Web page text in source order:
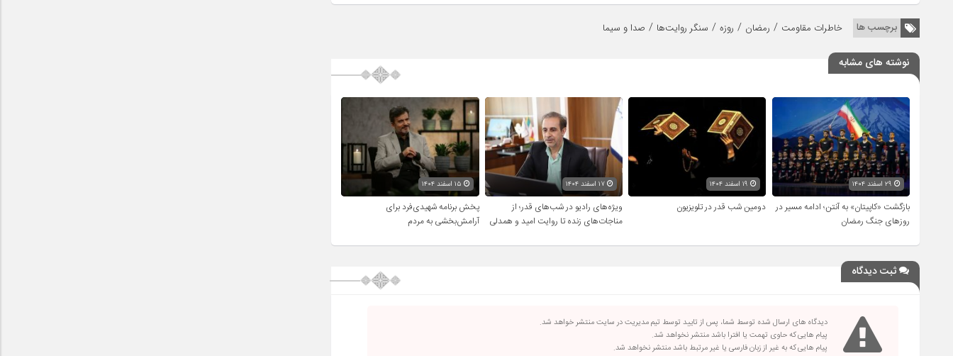
برچسب ها خاطرات مقاومت / رمضان / روزه / سنگر روایت‌ها / صدا و سیما
نوشته های مشابه
بازگشت «کاپیتان» به آنتن؛ ادامه مسیر در
روزهای جنگ رمضان
۱۹ اسفند ۱۴۰۴
دومین شب قدر در تلویزیون
۱۷ اسفند ۱۴۰۴
ویژه‌های رادیو در شب‌های قدر؛ از
مناجات‌های زنده تا روایت امید و همدلی
پخش برنامه شهیدی‌فرد برای
آرامش‌بخشی به مردم
ثبت دیدگاه
دیدگاه های ارسال شده توسط شما، پس از تایید توسط تیم مدیریت در سایت منتشر خواهد شد.
پیام هایی که حاوی تهمت یا افترا باشد منتشر نخواهد شد.
پیام هایی که به غیر از زبان فارسی یا غیر مرتبط باشد منتشر نخواهد شد.